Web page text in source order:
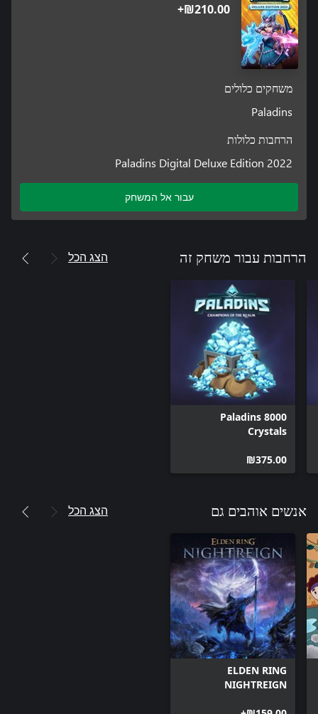
‪₪‎210.00‬+
משחקים כלולים
Paladins
הרחבות כלולות
Paladins Digital Deluxe Edition 2022
עבור אל המשחק
הרחבות עבור משחק זה הצג הכל
8000 Paladins
Crystals
‪₪‎375.00‬
אנשים אוהבים גם הצג הכל
ELDEN RING
NIGHTREIGN